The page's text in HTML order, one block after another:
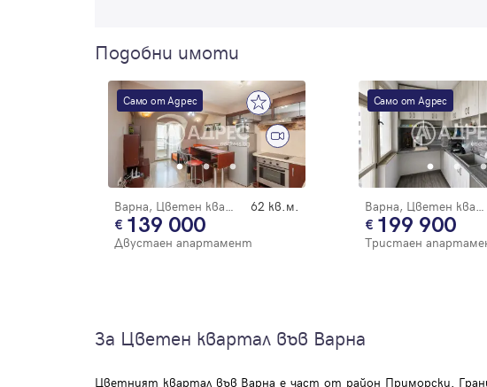
Подобни имоти
Само от Адрес
62 кв.м.
139 000
Двустаен апартамент
Само от Адрес
199 900
Тристаен
За Цветен квартал във Варна
Цветният квартал във Варна е част от район Приморски.